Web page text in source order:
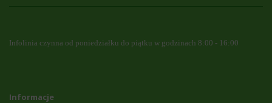
Infolinia czynna od poniedziałku do piątku w godzinach 8:00 - 16:00
Informacje